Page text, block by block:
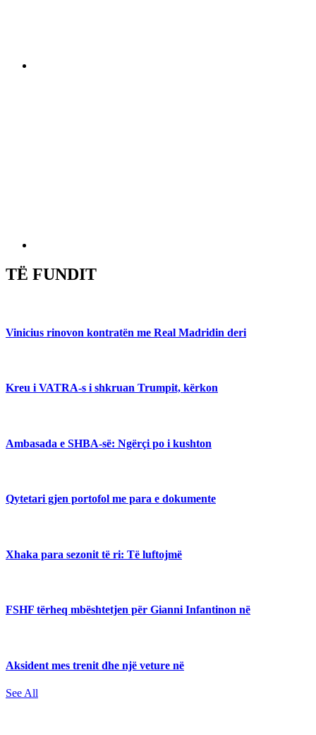
TË FUNDIT
Vinicius rinovon kontratën me Real Madridin deri
Kreu i VATRA-s i shkruan Trumpit, kërkon
Ambasada e SHBA-së: Ngërçi po i kushton
Qytetari gjen portofol me para e dokumente
Xhaka para sezonit të ri: Të luftojmë
FSHF tërheq mbështetjen për Gianni Infantinon në
Aksident mes trenit dhe një veture në
See All